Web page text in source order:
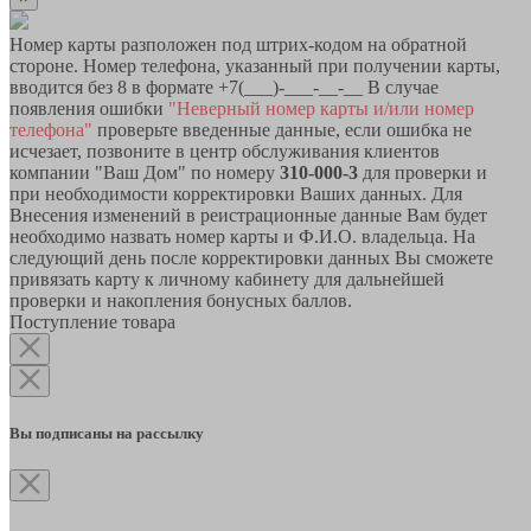
Номер карты разположен под штрих-кодом на обратной
стороне. Номер телефона, указанный при получении карты,
вводится без 8 в формате +7(___)-___-__-__ В случае
появления ошибки "Неверный номер карты и/или номер
телефона" проверьте введенные данные, если ошибка не
исчезает, позвоните в центр обслуживания клиентов
компании "Ваш Дом" по номеру 310-000-3 для проверки и
при необходимости корректировки Ваших данных. Для
Внесения изменений в реистрационные данные Вам будет
необходимо назвать номер карты и Ф.И.О. владельца. На
следующий день после корректировки данных Вы сможете
привязать карту к личному кабинету для дальнейшей
проверки и накопления бонусных баллов.
Поступление товара
Вы подписаны на рассылку